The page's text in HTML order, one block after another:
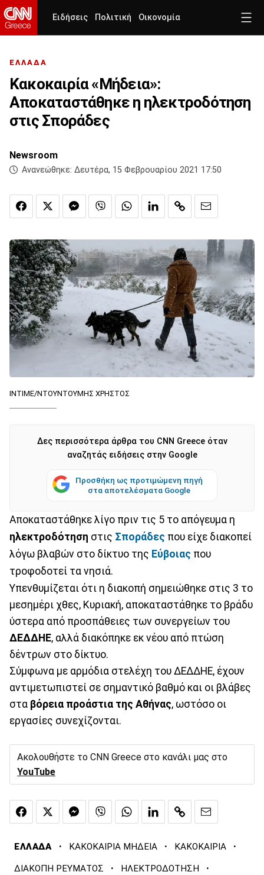
Ειδήσεις Πολιτική Οικονομία
ΕΛΛΑΔΑ
Κακοκαιρία «Μήδεια»:
Αποκαταστάθηκε η ηλεκτροδότηση
στις Σποράδες
Newsroom
Ανανεώθηκε: Δευτέρα, 15 Φεβρουαρίου 2021 17:50
INTIME/ΝΤΟΥΝΤΟΥΜΗΣ ΧΡΗΣΤΟΣ
Δες περισσότερα άρθρα του CNN Greece όταν
αναζητάς ειδήσεις στην Google
Προσθήκη ως προτιμώμενη πηγή
στα αποτελέσματα Google
Αποκαταστάθηκε λίγο πριν τις 5 το απόγευμα η
ηλεκτροδότηση στις Σποράδες που είχε διακοπεί
λόγω βλαβών στο δίκτυο της Εύβοιας που
τροφοδοτεί τα νησιά.
Υπενθυμίζεται ότι η διακοπή σημειώθηκε στις 3 το
μεσημέρι χθες, Κυριακή, αποκαταστάθηκε το βράδυ
ύστερα από προσπάθειες των συνεργείων του
ΔΕΔΔΗΕ, αλλά διακόπηκε εκ νέου από πτώση
δέντρων στο δίκτυο.
Σύμφωνα με αρμόδια στελέχη του ΔΕΔΔΗΕ, έχουν
αντιμετωπιστεί σε σημαντικό βαθμό και οι βλάβες
στα βόρεια προάστια της Αθήνας, ωστόσο οι
εργασίες συνεχίζονται.
Ακολουθήστε το CNN Greece στο κανάλι μας στο
YouTube
ΕΛΛΑΔΑ · ΚΑΚΟΚΑΙΡΙΑ ΜΗΔΕΙΑ · ΚΑΚΟΚΑΙΡΙΑ ·
ΔΙΑΚΟΠΗ ΡΕΥΜΑΤΟΣ · ΗΛΕΚΤΡΟΔΟΤΗΣΗ ·